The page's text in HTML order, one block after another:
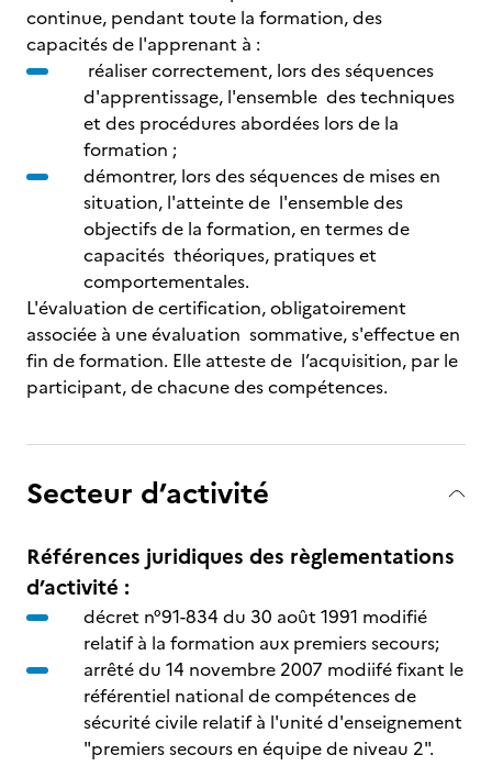
continue, pendant toute la formation, des
capacités de l'apprenant à :
réaliser correctement, lors des séquences
d'apprentissage, l'ensemble des techniques
et des procédures abordées lors de la
formation ;
démontrer, lors des séquences de mises en
situation, l'atteinte de l'ensemble des
objectifs de la formation, en termes de
capacités théoriques, pratiques et
comportementales.
L'évaluation de certification, obligatoirement
associée à une évaluation sommative, s'effectue en
fin de formation. Elle atteste de l’acquisition, par le
participant, de chacune des compétences.
Secteur d’activité
Références juridiques des règlementations
d’activité :
décret n°91-834 du 30 août 1991 modifié
relatif à la formation aux premiers secours;
arrêté du 14 novembre 2007 modiifé fixant le
référentiel national de compétences de
sécurité civile relatif à l'unité d'enseignement
"premiers secours en équipe de niveau 2".